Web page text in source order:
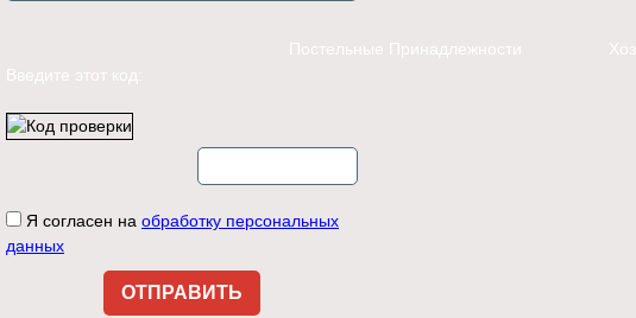
Постельные Принадлежности
Введите этот код:
Я согласен на обработку персональных
данных